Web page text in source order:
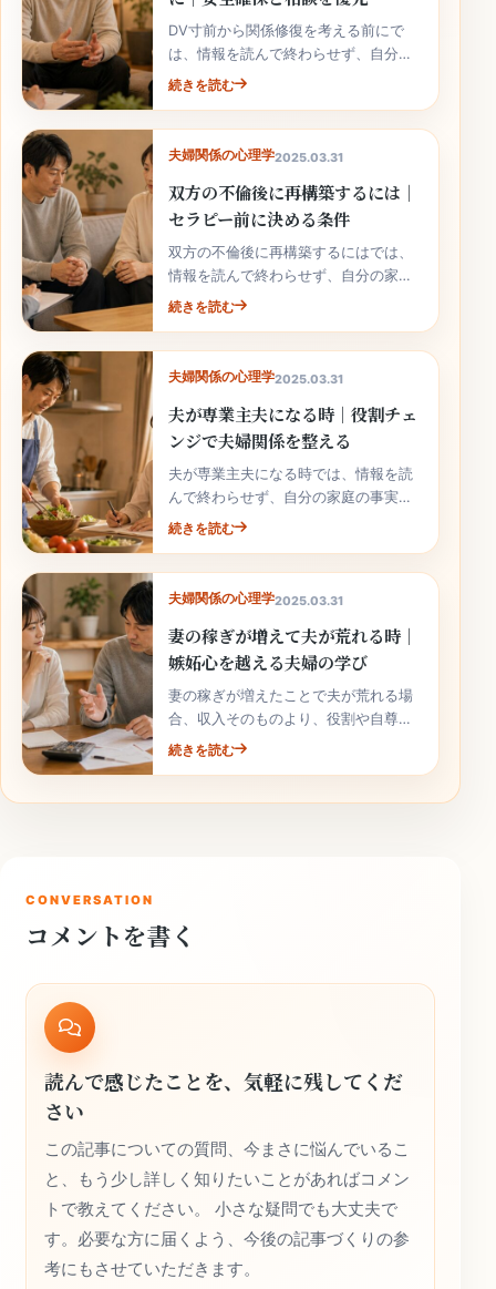
DV寸前から関係修復を考える前にで
は、情報を読んで終わらせず、自分の
家庭の事実と次の行動へ落とし込むこ
続きを読む
夫婦関係の心理学2025.03.31
双方の不倫後に再構築するには｜
セラピー前に決める条件
双方の不倫後に再構築するにはでは、
情報を読んで終わらせず、自分の家庭
の事実と次の行動へ落とし込むことが
続きを読む
夫婦関係の心理学2025.03.31
夫が専業主夫になる時｜役割チェ
ンジで夫婦関係を整える
夫が専業主夫になる時では、情報を読
んで終わらせず、自分の家庭の事実と
次の行動へ落とし込むことが大切で
続きを読む
夫婦関係の心理学2025.03.31
妻の稼ぎが増えて夫が荒れる時｜
嫉妬心を越える夫婦の学び
妻の稼ぎが増えたことで夫が荒れる場
合、収入そのものより、役割や自尊心
の揺れが関係していることがありま
続きを読む
CONVERSATION
コメントを書く
読んで感じたことを、気軽に残してくだ
さい
この記事についての質問、今まさに悩んでいるこ
と、もう少し詳しく知りたいことがあればコメン
トで教えてください。 小さな疑問でも大丈夫で
す。必要な方に届くよう、今後の記事づくりの参
考にもさせていただきます。